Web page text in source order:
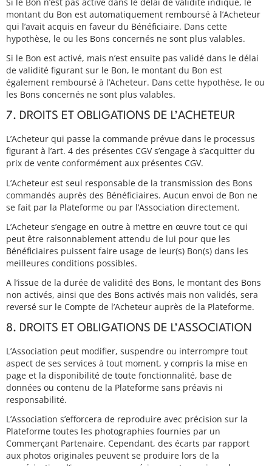
montant du Bon est automatiquement remboursé à l’Acheteur
qui l’avait acquis en faveur du Bénéficiaire. Dans cette
hypothèse, le ou les Bons concernés ne sont plus valables.
Si le Bon est activé, mais n’est ensuite pas validé dans le délai
de validité figurant sur le Bon, le montant du Bon est
également remboursé à l’Acheteur. Dans cette hypothèse, le ou
les Bons concernés ne sont plus valables.
7. DROITS ET OBLIGATIONS DE L’ACHETEUR
L’Acheteur qui passe la commande prévue dans le processus
figurant à l’art. 4 des présentes CGV s’engage à s’acquitter du
prix de vente conformément aux présentes CGV.
L’Acheteur est seul responsable de la transmission des Bons
commandés auprès des Bénéficiaires. Aucun envoi de Bon ne
se fait par la Plateforme ou par l’Association directement.
L’Acheteur s’engage en outre à mettre en œuvre tout ce qui
peut être raisonnablement attendu de lui pour que les
Bénéficiaires puissent faire usage de leur(s) Bon(s) dans les
meilleures conditions possibles.
A l’issue de la durée de validité des Bons, le montant des Bons
non activés, ainsi que des Bons activés mais non validés, sera
reversé sur le Compte de l’Acheteur auprès de la Plateforme.
8. DROITS ET OBLIGATIONS DE L’ASSOCIATION
L’Association peut modifier, suspendre ou interrompre tout
aspect de ses services à tout moment, y compris la mise en
page et la disponibilité de toute fonctionnalité, base de
données ou contenu de la Plateforme sans préavis ni
responsabilité.
L’Association s’efforcera de reproduire avec précision sur la
Plateforme toutes les photographies fournies par un
Commerçant Partenaire. Cependant, des écarts par rapport
aux photos originales peuvent se produire lors de la